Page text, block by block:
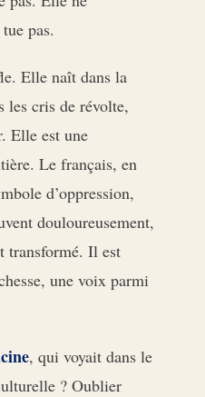
pas.
Elle naît dans la
les cris de révolte,
Elle est une
Le français, en
d’oppression,
douloureusement,
transformé. Il est
une voix parmi
, qui voyait dans le
? Oublier